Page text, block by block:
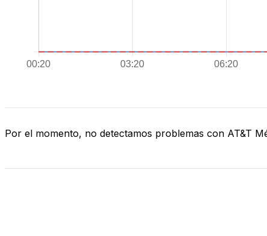
Por el momento, no detectamos problemas con AT&T